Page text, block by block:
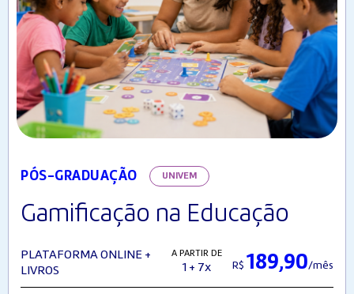
PÓS-GRADUAÇÃO UNIVEM
Gamificação na Educação
PLATAFORMA ONLINE +
LIVROS
A PARTIR DE
1 + 7x R$ 189,90/mês